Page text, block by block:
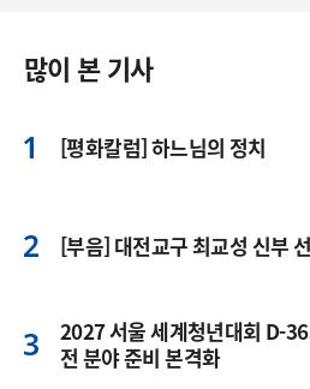
많이 본 기사
[평화칼럼] 하느님의 정치
[부음] 대전교구 최교성 신부
2027 서울 세계청년대회 D-
전 분야 준비 본격화